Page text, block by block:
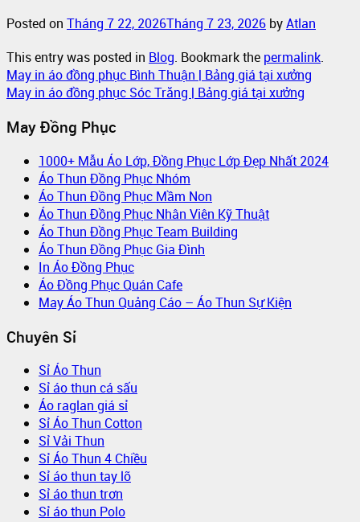
Posted on Tháng 7 22, 2026Tháng 7 23, 2026 byAtlan
This entry was posted in Blog. Bookmark the permalink.
May in áo đồng phục Bình Thuận | Bảng giá tại xưởng
May in áo đồng phục Sóc Trăng | Bảng giá tại xưởng
May Đồng Phục
1000+ Mẫu Áo Lớp, Đồng Phục Lớp Đẹp Nhất 2024
Áo Thun Đồng Phục Nhóm
Áo Thun Đồng Phục Mầm Non
Áo Thun Đồng Phục Nhân Viên Kỹ Thuật
Áo Thun Đồng Phục Team Building
Áo Thun Đồng Phục Gia Đình
In Áo Đồng Phục
Áo Đồng Phục Quán Cafe
May Áo Thun Quảng Cáo – Áo Thun Sự Kiện
Chuyên Sỉ
Sỉ Áo Thun
Sỉ áo thun cá sấu
Áo raglan giá sỉ
Sỉ Áo Thun Cotton
Sỉ Vải Thun
Sỉ Áo Thun 4 Chiều
Sỉ áo thun tay lỡ
Sỉ áo thun trơn
Sỉ áo thun Polo